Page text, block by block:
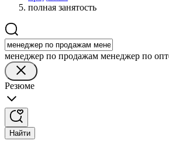
полная занятость
менеджер по продажам менеджер по
Резюме
Найти